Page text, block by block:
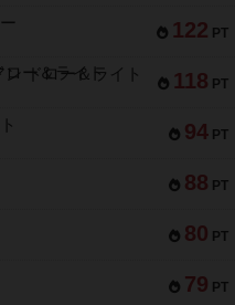
122 PT
118 PT
ドロー＆ライト
94 PT
88 PT
80 PT
79 PT